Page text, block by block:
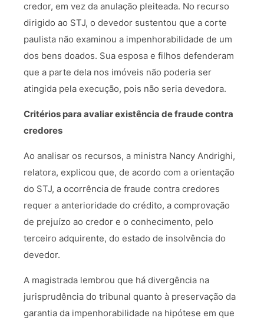
credor, em vez da anulação pleiteada. No recurso
dirigido ao STJ, o devedor sustentou que a corte
paulista não examinou a impenhorabilidade de um
dos bens doados. Sua esposa e filhos defenderam
que a parte dela nos imóveis não poderia ser
atingida pela execução, pois não seria devedora.
Critérios para avaliar existência de fraude contra
credores
Ao analisar os recursos, a ministra Nancy Andrighi,
relatora, explicou que, de acordo com a orientação
do STJ, a ocorrência de fraude contra credores
requer a anterioridade do crédito, a comprovação
de prejuízo ao credor e o conhecimento, pelo
terceiro adquirente, do estado de insolvência do
devedor.
A magistrada lembrou que há divergência na
jurisprudência do tribunal quanto à preservação da
garantia da impenhorabilidade na hipótese em que